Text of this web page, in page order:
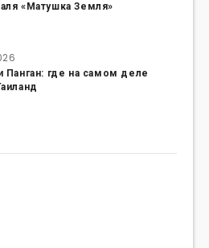
«Матушка Земля»
Панган: где на самом деле